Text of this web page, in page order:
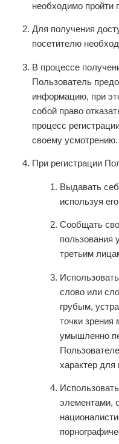
необходимо пройти
Для получения
посетителю
В процессе
Пользователь
информацию, при
собой право
процесс
своему усмотрению.
При регистрации
Выдавать
используя
Сообщать
пользования
третьим
слово или
грубым,
точки зрения
умышленно
характер для
элементами,